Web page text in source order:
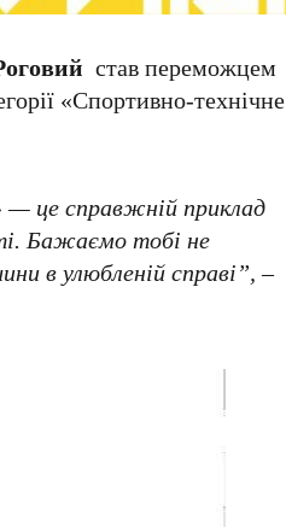
став переможцем
«Спортивно-технічне
— це справжній приклад
Бажаємо тобі не
в улюбленій справі”, –